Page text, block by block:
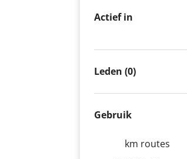
Actief in
Leden (0)
Gebruik
km routes